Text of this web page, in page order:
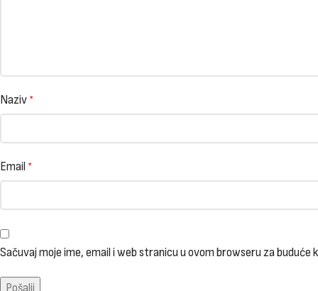
Naziv *
Email *
Sačuvaj moje ime, email i web stranicu u ovom browseru za buduće